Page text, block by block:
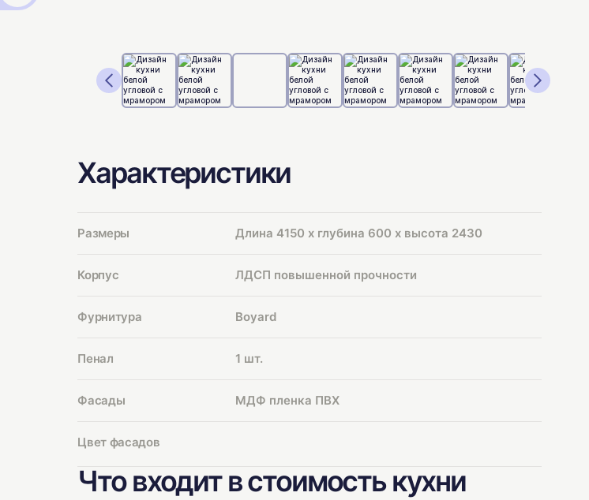
Характеристики
Размеры Длина 4150 х глубина 600 х высота 2430
Корпус ЛДСП повышенной прочности
Фурнитура Boyard
Пенал 1 шт.
Фасады МДФ пленка ПВХ
Цвет фасадов
Что входит в стоимость кухни